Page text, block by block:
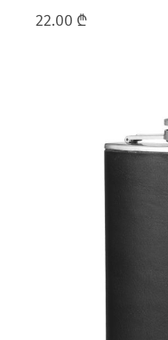
22.00 ₾